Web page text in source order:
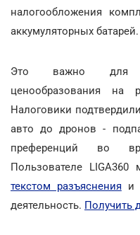
налогообложения
аккумуляторных батарей.
Это важно для
ценообразования на
Налоговики
авто до дронов -
преференций во
Пользователе
текстом разъяснения и
деятельность. Получить